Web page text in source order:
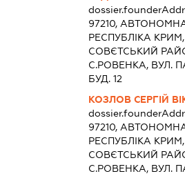
97210,
РЕСПУБЛІКА КРИМ,
СОВЄТСЬКИЙ
С.РОВЕНКА, ВУЛ.
БУД. 12
КОЗЛОВ СЕРГІЙ
97210,
РЕСПУБЛІКА КРИМ,
СОВЄТСЬКИЙ
С.РОВЕНКА, ВУЛ.